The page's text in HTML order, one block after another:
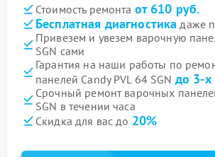
Стоимость ремонта от 610 руб.
Бесплатная диагностика даже
Привезем и увезем варочную
SGN сами
Гарантия на наши работы по
панелей Candy PVL 64 SGN до 3-х
Срочный ремонт варочных
SGN в течении часа
Скидка для вас до 20%